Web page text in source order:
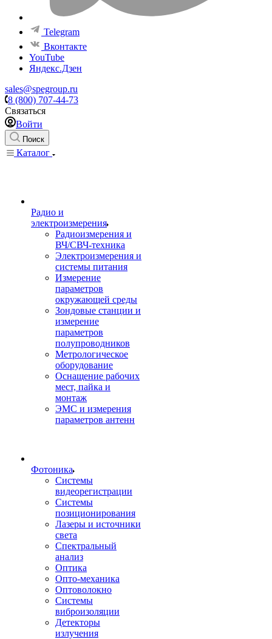
Telegram
Вконтакте
YouTube
Яндекс.Дзен
sales@spegroup.ru
8 (800) 707-44-73
Связаться
Войти
Поиск
Каталог
Радио и
электроизмерения
Радиоизмерения и
ВЧ/СВЧ-техника
Электроизмерения и
системы питания
Измерение
параметров
окружающей среды
Зондовые станции и
измерение
параметров
полупроводников
Метрологическое
оборудование
Оснащение рабочих
мест, пайка и
монтаж
ЭМС и измерения
параметров антенн
Фотоника
Cистемы
видеорегистрации
Системы
позиционирования
Лазеры и источники
света
Спектральный
анализ
Оптика
Опто-механика
Оптоволокно
Системы
виброизоляции
Детекторы
излучения